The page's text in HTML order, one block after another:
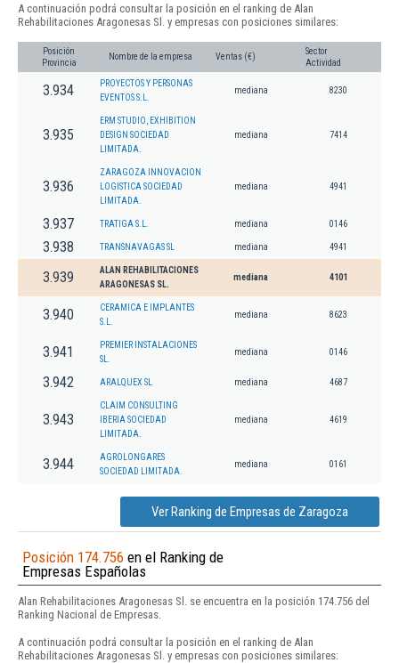
A continuación podrá consultar la posición en el ranking de Alan
Rehabilitaciones Aragonesas Sl. y empresas con posiciones similares:
Posición
Provincia
Nombre de la empresa Ventas (€)
Sector
Actividad
3.934
PROYECTOS Y PERSONAS
EVENTOS S.L.
mediana 8230
3.935
ERM STUDIO, EXHIBITION
DESIGN SOCIEDAD
LIMITADA.
mediana 7414
3.936
ZARAGOZA INNOVACION
LOGISTICA SOCIEDAD
LIMITADA.
mediana 4941
3.937 TRATIGA S.L. mediana 0146
3.938 TRANSNAVAGAS SL mediana 4941
3.939
ALAN REHABILITACIONES
ARAGONESAS SL.
mediana 4101
3.940
CERAMICA E IMPLANTES
S.L.
mediana 8623
3.941
PREMIER INSTALACIONES
SL.
mediana 0146
3.942 ARALQUEX SL mediana 4687
3.943
CLAIM CONSULTING
IBERIA SOCIEDAD
LIMITADA.
mediana 4619
3.944
AGROLONGARES
SOCIEDAD LIMITADA.
mediana 0161
Ver Ranking de Empresas de Zaragoza
Posición 174.756 en el Ranking de
Empresas Españolas
Alan Rehabilitaciones Aragonesas Sl. se encuentra en la posición 174.756 del
Ranking Nacional de Empresas.
A continuación podrá consultar la posición en el ranking de Alan
Rehabilitaciones Aragonesas Sl. y empresas con posiciones similares: